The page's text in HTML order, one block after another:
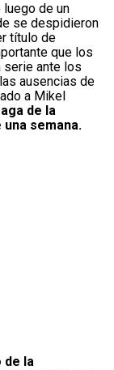
de un
se despidieron
título de
que los
serie ante los
ausencias de
a Mikel
de la
semana.
de la